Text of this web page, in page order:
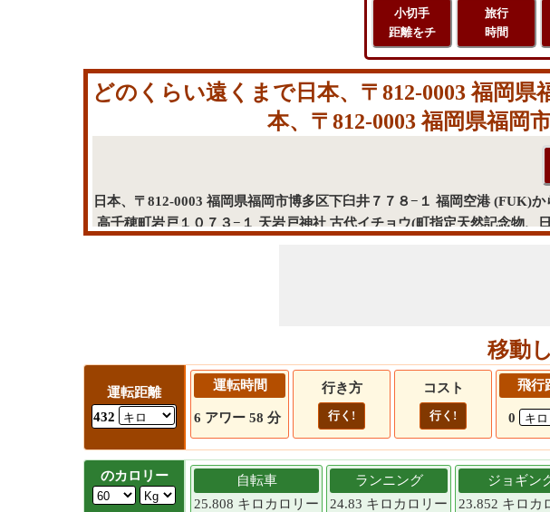
小切手
距離をチ
旅行
時間
どのくらい遠くまで日本、〒812-0003 福岡
本、〒812-0003 福岡県福岡
日本、〒812-0003 福岡県福岡市博多区下臼井７７８−１ 福岡空港 (FUK)
高千穂町岩戸１０７３−１ 天岩戸神社 古代イチョウ(町指定天然記念物、
移動
運転距離
432
運転時間
6 アワー 58 分
行き方
行く!
コスト
行く!
飛行
0
のカロリー
自転車
25.808 キロカロリー
ランニング
24.83 キロカロリー
ジョギン
23.852 キロカ